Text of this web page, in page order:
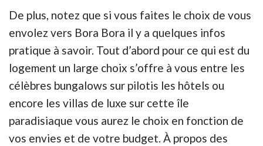
De plus, notez que si vous faites le choix de vous
envolez vers Bora Bora il y a quelques infos
pratique à savoir. Tout d’abord pour ce qui est du
logement un large choix s’offre à vous entre les
célèbres bungalows sur pilotis les hôtels ou
encore les villas de luxe sur cette île
paradisiaque vous aurez le choix en fonction de
vos envies et de votre budget. À propos des